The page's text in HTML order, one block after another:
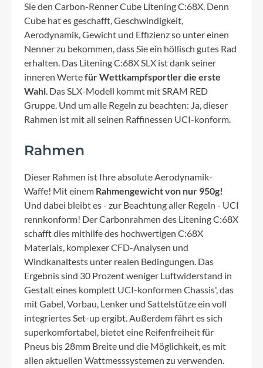
Sie den Carbon-Renner Cube Litening C:68X. Denn
Cube hat es geschafft, Geschwindigkeit,
Aerodynamik, Gewicht und Effizienz so unter einen
Nenner zu bekommen, dass Sie ein höllisch gutes Rad
erhalten. Das Litening C:68X SLX ist dank seiner
inneren Wertefür Wettkampfsportler die erste
Wahl. Das SLX-Modell kommt mit SRAM RED
Gruppe. Und um alle Regeln zu beachten: Ja, dieser
Rahmen ist mit all seinen Raffinessen UCI-konform.
Rahmen
Dieser Rahmen ist Ihre absolute Aerodynamik-
Waffe! Mit einem Rahmengewicht von nur 950g!
Und dabei bleibt es - zur Beachtung aller Regeln - UCI
rennkonform! Der Carbonrahmen des Litening C:68X
schafft dies mithilfe des hochwertigen C:68X
Materials, komplexer CFD-Analysen und
Windkanaltests unter realen Bedingungen. Das
Ergebnis sind 30 Prozent weniger Luftwiderstand in
Gestalt eines komplett UCI-konformen Chassis', das
mit Gabel, Vorbau, Lenker und Sattelstütze ein voll
integriertes Set-up ergibt. Außerdem fährt es sich
superkomfortabel, bietet eine Reifenfreiheit für
Pneus bis 28mm Breite und die Möglichkeit, es mit
allen aktuellen Wattmesssystemen zu verwenden.